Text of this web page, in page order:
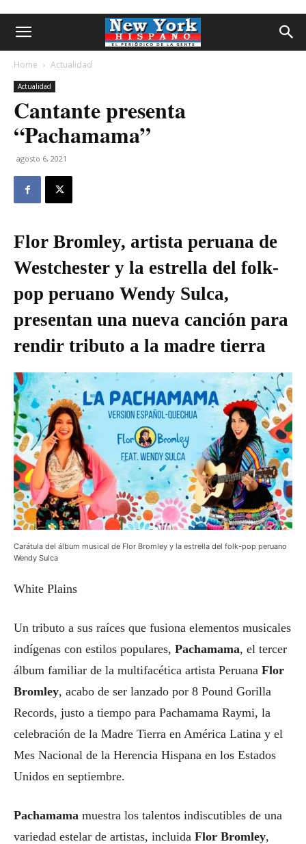
Home Actualidad
Actualidad
Cantante presenta
“Pachamama”
agosto 6, 2021
Flor Bromley, artista peruana de
Westchester y la estrella del folk-
pop peruano Wendy Sulca,
presentan una nueva canción para
rendir tributo a la madre tierra
Carátula del álbum musical de Flor Bromley y la estrella del folk-pop peruano
Wendy Sulca
White Plains
Un tributo a sus raíces que fusiona elementos musicales
indígenas con estilos populares, Pachamama, el tercer
álbum familiar de la multifacética artista Peruana Flor
Bromley, acabo de ser lanzado por 8 Pound Gorilla
Records, justo a tiempo para Pachamama Raymi, la
celebración de la Madre Tierra en América Latina y el
Mes Nacional de la Herencia Hispana en los Estados
Unidos en septiembre.
Pachamama muestra los talentos indiscutibles de una
variedad estelar de artistas, incluida Flor Bromley,